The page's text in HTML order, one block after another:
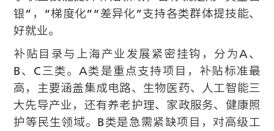
银”，“梯度化”“差异化”支持各类群体提技能、
好就业。
补贴目录与上海产业发展紧密挂钩，分为A、
B、C三类。A类是重点支持项目，补贴标准最
高，主要涵盖集成电路、生物医药、人工智能三
大先导产业，还有养老护理、家政服务、健康照
护等民生领域。B类是急需紧缺项目，对高级工